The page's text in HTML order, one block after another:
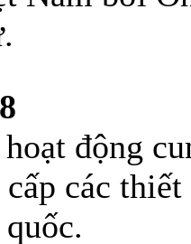
động
cấp các